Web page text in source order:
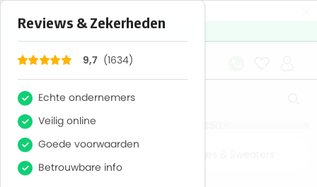
9,7
Gratis verzenden boven €50,-
Home